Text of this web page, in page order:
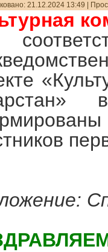
21.12.2024 13:49 |